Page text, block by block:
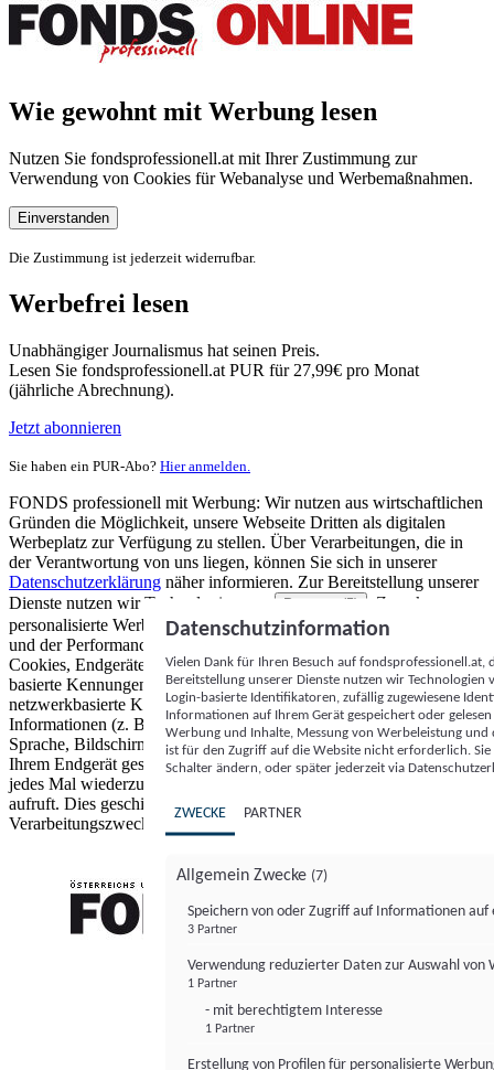
Wie gewohnt mit Werbung lesen
Nutzen Sie fondsprofessionell.at mit Ihrer Zustimmung zur
Verwendung von Cookies für Webanalyse und Werbemaßnahmen.
Einverstanden
Die Zustimmung ist jederzeit widerrufbar.
Werbefrei lesen
Unabhängiger Journalismus hat seinen Preis.
Lesen Sie fondsprofessionell.at PUR für 27,99€ pro Monat
(jährliche Abrechnung).
Jetzt abonnieren
Sie haben ein PUR-Abo? Hier anmelden.
FONDS professionell mit Werbung: Wir nutzen aus wirtschaftlichen
Gründen die Möglichkeit, unsere Webseite Dritten als digitalen
Werbeplatz zur Verfügung zu stellen. Über Verarbeitungen, die in
der Verantwortung von uns liegen, können Sie sich in unserer
Datenschutzerklärung näher informieren. Zur Bereitstellung unserer
Dienste nutzen wir Technologien von
Partnern (5)
. Zwecke:
personalisierte Werbung und Inhalte, Messung von Werbeleistung
und der Performance von Inhalten sowie Zielgruppenforschung.
Cookies, Endgeräte- oder ähnliche Online-Kennungen (z. B. login-
basierte Kennungen, zufällig generierte Kennungen,
netzwerkbasierte Kennungen) können zusammen mit anderen
Informationen (z. B. Browsertyp und Browserinformationen,
Sprache, Bildschirmgröße, unterstützte Technologien usw.) auf
Ihrem Endgerät gespeichert oder von dort ausgelesen werden, um es
jedes Mal wiederzuerkennen, wenn es eine App oder einer Webseite
aufruft. Dies geschieht für einen oder mehrere der hier aufgeführten
Verarbeitungszwecke.
Datenschutzinformation
Vielen Dank für Ihren Besuch auf
Bereitstellung unserer Dienste nutzen wir Technologien
Login-basierte Identifikatoren, zufällig zugewiesene
Informationen auf Ihrem Gerät gespeichert oder
Werbung und Inhalte, Messung von Werbeleistung
ist für den Zugriff auf die Website nicht erforderlich.
Schalter ändern, oder später jederzeit via
ZWECKE PARTNER
Allgemein Zwecke (7)
Speichern von oder Zugriff auf Informationen auf
3 Partner
Verwendung reduzierter Daten zur Auswahl von
1 Partner
- mit berechtigtem Interesse
1 Partner
Erstellung von Profilen für personalisierte
FONDS professionell